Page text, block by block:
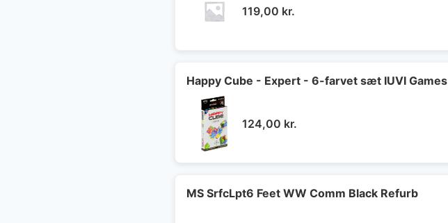
119,00 kr.
Happy Cube - Expert - 6-farvet sæt IUVI Games
124,00 kr.
MS SrfcLpt6 Feet WW Comm Black Refurb